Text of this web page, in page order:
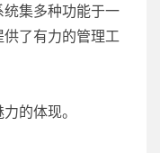
集多种功能于一
了有力的管理工
的体现。